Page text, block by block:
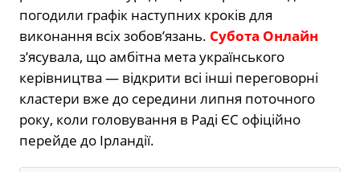
погодили графік наступних кроків для
виконання всіх зобов’язань. Субота Онлайн
з’ясувала, що амбітна мета українського
керівництва — відкрити всі інші переговорні
кластери вже до середини липня поточного
року, коли головування в Раді ЄС офіційно
перейде до Ірландії.